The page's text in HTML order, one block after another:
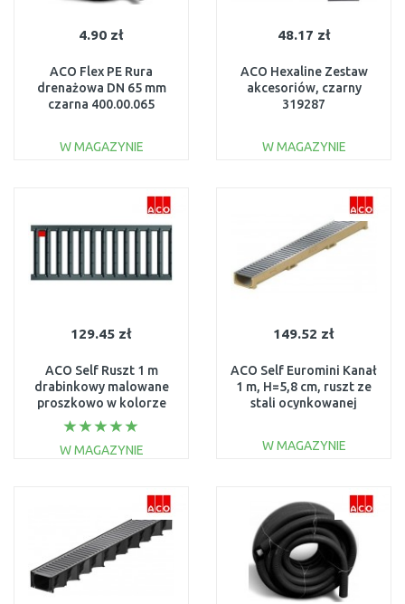
4.90 zł
ACO Flex PE Rura
drenażowa DN 65 mm
czarna 400.00.065
W MAGAZYNIE
48.17 zł
ACO Hexaline Zestaw
akcesoriów, czarny
319287
W MAGAZYNIE
129.45 zł
ACO Self Ruszt 1 m
drabinkowy malowane
proszkowo w kolorze
antracytu 409990
W MAGAZYNIE
149.52 zł
ACO Self Euromini Kanał
1 m, H=5,8 cm, ruszt ze
stali ocynkowanej
W MAGAZYNIE
Do porównania